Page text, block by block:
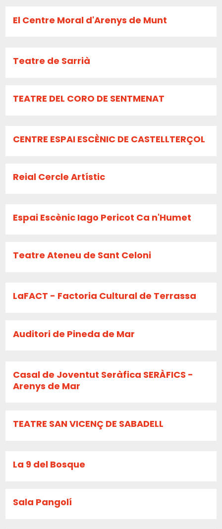
El Centre Moral d'Arenys de Munt
Teatre de Sarrià
TEATRE DEL CORO DE SENTMENAT
CENTRE ESPAI ESCÈNIC DE CASTELLTERÇOL
Reial Cercle Artístic
Espai Escènic Iago Pericot Ca n'Humet
Teatre Ateneu de Sant Celoni
LaFACT - Factoria Cultural de Terrassa
Auditori de Pineda de Mar
Casal de Joventut Seràfica SERÀFICS -
Arenys de Mar
TEATRE SAN VICENÇ DE SABADELL
La 9 del Bosque
Sala Pangolí